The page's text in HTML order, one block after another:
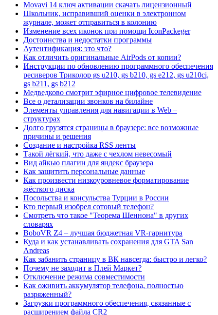
Movavi 14 ключ активации скачать лицензионный
Школьник, исправивший оценки в электронном
журнале, может отправиться в колонию
Изменение всех иконок при помощи IconPackeger
Достоинства и недостатки программы
Аутентификация: это что?
Как отличить оригинальные AirPods от копии?
Инструкции по обновлению программного обеспечения
ресиверов Триколор gs u210, gs b210, gs e212, gs u210ci,
gs b211, gs b212
Медведково смотрит эфирное цифровое телевидение
Все о детализации звонков на билайне
Элементы управления для навигации в Web –
структурах
Долго грузятся страницы в браузере: все возможные
причины и решения
Создание и настройка RSS ленты
Такой лёгкий, что даже с чехлом невесомый
Вид айкью плагин для яндекс браузера
Как защитить персональные данные
Как произвести низкоуровневое форматирование
жёсткого диска
Посольства и консульства Турции в России
Кто первый изобрел сотовый телефон?
Смотреть что такое "Теорема Шеннона" в других
словарях
BoboVR Z4 – лучшая бюджетная VR-гарнитура
Куда и как устанавливать сохранения для GTA San
Andreas
Как забанить страницу в ВК навсегда: быстро и легко?
Почему не заходит в Плей Маркет?
Отключение режима совместимости
Как оживить аккумулятор телефона, полностью
разряженный?
Загрузки программного обеспечения, связанные с
расширением файла CR2